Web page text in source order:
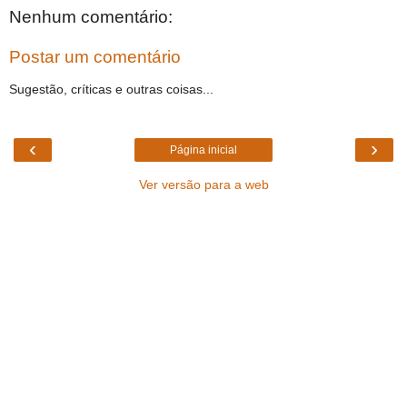
Nenhum comentário:
Postar um comentário
Sugestão, críticas e outras coisas...
‹ ›
Página inicial
Ver versão para a web